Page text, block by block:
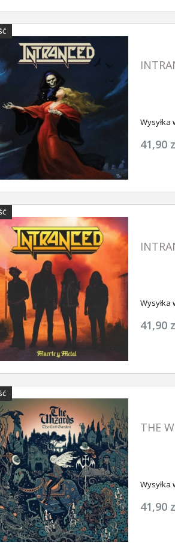
DO KOSZYKA
Wysyłka
41,90
Wysyłka
41,90
THE
Wysyłka
41,90